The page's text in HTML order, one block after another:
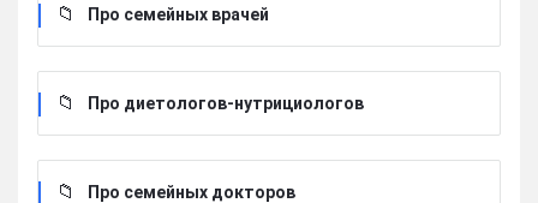
Про семейных врачей
Про диетологов-нутрициологов
Про семейных докторов